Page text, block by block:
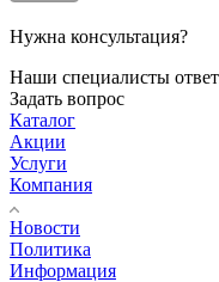
Нужна консультация?
Наши специалисты
Задать вопрос
Каталог
Акции
Услуги
Компания
Новости
Политика
Информация